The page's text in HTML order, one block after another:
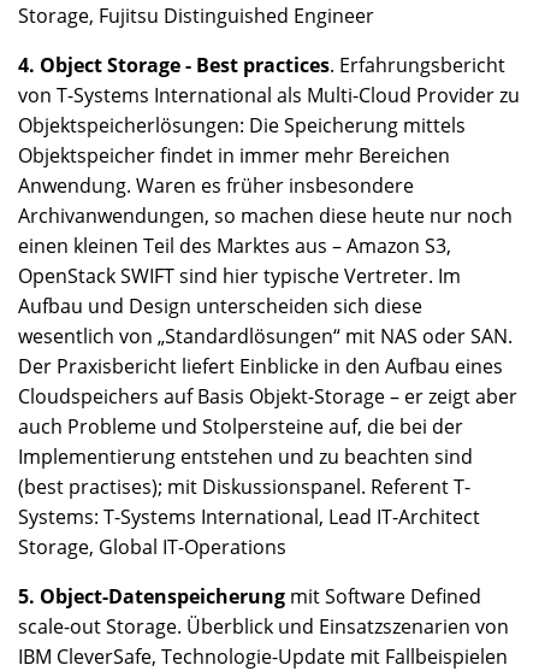
Storage, Fujitsu Distinguished Engineer
4. Object Storage - Best practices. Erfahrungsbericht
von T-Systems International als Multi-Cloud Provider zu
Objektspeicherlösungen: Die Speicherung mittels
Objektspeicher findet in immer mehr Bereichen
Anwendung. Waren es früher insbesondere
Archivanwendungen, so machen diese heute nur noch
einen kleinen Teil des Marktes aus – Amazon S3,
OpenStack SWIFT sind hier typische Vertreter. Im
Aufbau und Design unterscheiden sich diese
wesentlich von „Standardlösungen“ mit NAS oder SAN.
Der Praxisbericht liefert Einblicke in den Aufbau eines
Cloudspeichers auf Basis Objekt-Storage – er zeigt aber
auch Probleme und Stolpersteine auf, die bei der
Implementierung entstehen und zu beachten sind
(best practises); mit Diskussionspanel. Referent T-
Systems: T-Systems International, Lead IT-Architect
Storage, Global IT-Operations
5. Object-Datenspeicherung mit Software Defined
scale-out Storage. Überblick und Einsatzszenarien von
IBM CleverSafe, Technologie-Update mit Fallbeispielen